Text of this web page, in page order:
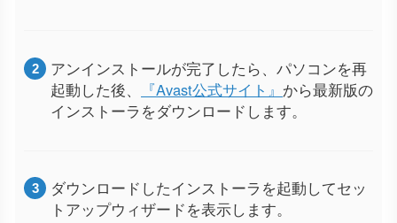
アンインストールが完了したら、パソコンを再
起動した後、
『Avast公式サイト』 から最新版の
インストーラをダウンロードします。
ダウンロードしたインストーラを起動してセッ
トアップウィザードを表示します。